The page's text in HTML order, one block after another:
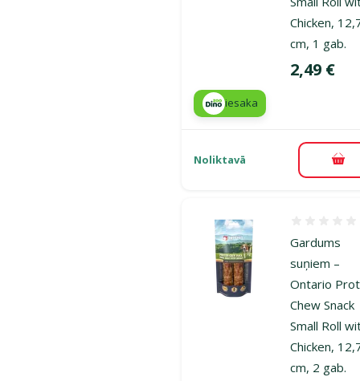
Chicken,
cm, 1 gab.
Cena
2,49 €
iesaka
Noliktavā
Gardums
suņiem –
Ontario
Chew Snack
Small Roll
Chicken,
cm, 2 gab.